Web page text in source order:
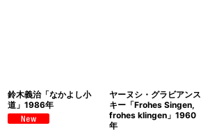
鈴木義治「なかよし小
道」1986年
ヤーヌシ・グラビアンス
キー「Frohes Singen,
frohes klingen」1960
年